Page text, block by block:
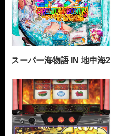
スーパー海物語 IN 地中海2